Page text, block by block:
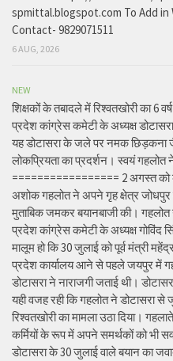
spmittal.blogspot.com To Add in
Contact- 9829071511
6 AUG, 2026
NEW
शिक्षकों के तबादले में रिश्वतखोरी का 6
प्रदेश कांग्रेस कमेटी के अध्यक्ष
यह डोटासरा के जले पर नमक
लोकप्रियता का प्रदर्शन। स्वयं गहलोत ने
================= 2 अगस्त को
अशोक गहलोत ने अपने गृह क्षेत्र
मुताबिक जमकर बयानबाजी की।
प्रदेश कांग्रेस कमेटी के अध्यक्ष गोविंद
मालूम हो कि 30 जुलाई को पूर्व मंत्री
प्रदेश कार्यालय आने से पहले जयपुर में
डोटासरा ने नाराजगी जताई थी।
यही वजह रही कि गहलोत ने डोटासरा से
रिश्वतखोरी का मामला उठा दिया।
कर्मियों के रूप में अपने समर्थकों को भी
डोटासरा के 30 जुलाई वाले बयान का